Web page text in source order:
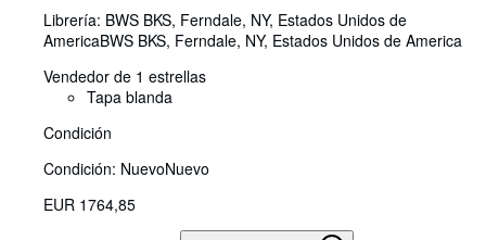
Librería: BWS BKS, Ferndale, NY, Estados Unidos de
AmericaBWS BKS, Ferndale, NY, Estados Unidos de America
Vendedor de 1 estrellas
Tapa blanda
Condición
Condición: NuevoNuevo
EUR 1764,85